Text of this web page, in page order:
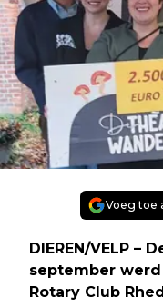
Voeg toe
DIEREN/VELP –
september
Rotary Club